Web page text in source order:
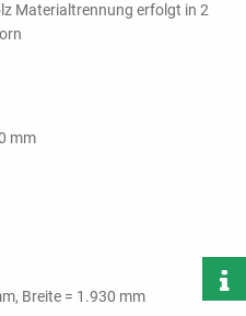
Materialtrennung erfolgt in 2
mm
Breite = 1.930 mm